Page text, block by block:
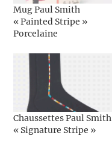
Mug Paul Smith
« Painted Stripe »
Porcelaine
Chaussettes Paul Smith
« Signature Stripe »